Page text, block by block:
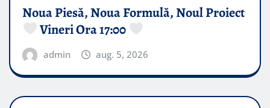
Noua Piesă, Noua Formulă, Noul Proiect
Vineri Ora 17:00
admin aug. 5, 2026